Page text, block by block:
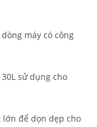
máy có công
sử dụng cho
để dọn dẹp cho